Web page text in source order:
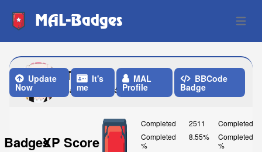
MAL-Badges Open
TonyRex
Last Update: 5 Days ago
Update
Now
It's
me
MAL
Profile
BBCode
Badge
BadgesXP Score
Completed
2511
Completed
%
8.55%
Completed
Completed
%